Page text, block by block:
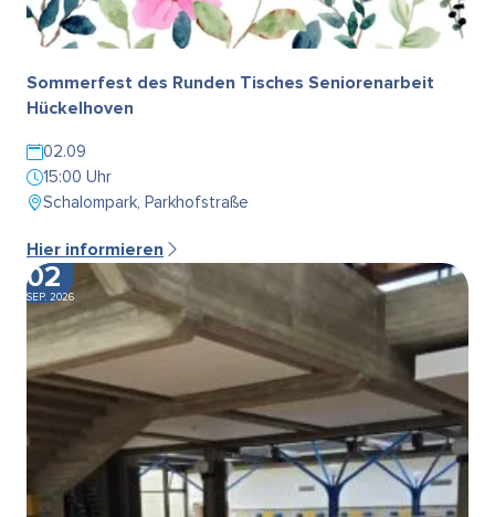
Sommerfest des Runden Tisches Seniorenarbeit
Hückelhoven
02.09
15:00 Uhr
Schalompark, Parkhofstraße
Hier informieren
02
SEP. 2026